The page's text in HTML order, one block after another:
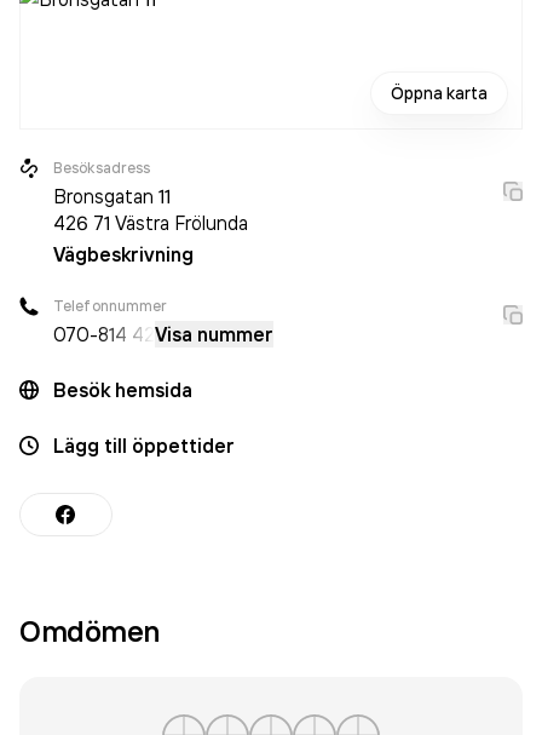
Öppna karta
Besöksadress
Bronsgatan 11
426 71 Västra Frölunda
Vägbeskrivning
Telefonnummer
070-814 42 Visa nummer
Besök hemsida
Lägg till öppettider
Omdömen